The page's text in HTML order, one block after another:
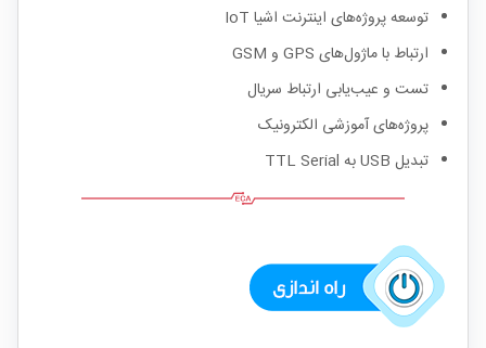
توسعه پروژه‌های اینترنت اشیا IoT
ارتباط با ماژول‌های GPS و GSM
تست و عیب‌یابی ارتباط سریال
پروژه‌های آموزشی الکترونیک
تبدیل USB به TTL Serial